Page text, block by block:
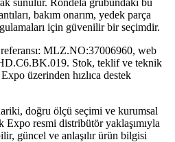
bakım onarım, yedek parça
için güvenilir bir seçimdir.
MLZ.NO:37006960, web
Stok, teklif ve teknik
üzerinden hızlıca destek
doğru ölçü seçimi ve kurumsal
Expo resmi distribütör yaklaşımıyla
güncel ve anlaşılır ürün bilgisi